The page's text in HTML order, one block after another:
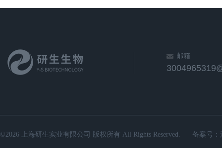
邮箱
©2026 上海研生实业有限公司 版权所有 All Rights Reserved. 备案号：